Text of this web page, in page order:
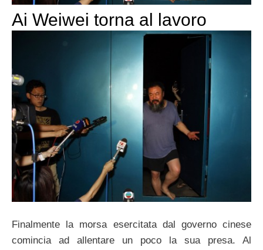
Ai Weiwei torna al lavoro
Finalmente la morsa esercitata dal governo cinese
comincia ad allentare un poco la sua presa. Al